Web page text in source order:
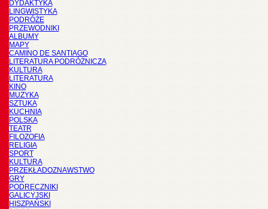
DYDAKTYKA
LINGWISTYKA
PODRÓŻE
PRZEWODNIKI
ALBUMY
MAPY
CAMINO DE SANTIAGO
LITERATURA PODRÓŻNICZA
KULTURA
LITERATURA
KINO
MUZYKA
SZTUKA
KUCHNIA
POLSKA
TEATR
FILOZOFIA
RELIGIA
SPORT
KULTURA
PRZEKŁADOZNAWSTWO
GRY
PODRĘCZNIKI
GALICYJSKI
HISZPAŃSKI